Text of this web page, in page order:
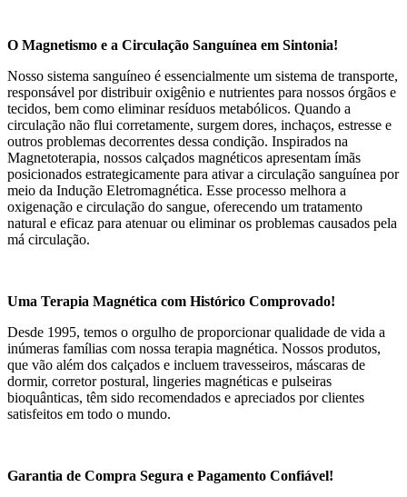
O Magnetismo e a Circulação Sanguínea em Sintonia!
Nosso sistema sanguíneo é essencialmente um sistema de transporte,
responsável por distribuir oxigênio e nutrientes para nossos órgãos e
tecidos, bem como eliminar resíduos metabólicos. Quando a
circulação não flui corretamente, surgem dores, inchaços, estresse e
outros problemas decorrentes dessa condição. Inspirados na
Magnetoterapia, nossos calçados magnéticos apresentam ímãs
posicionados estrategicamente para ativar a circulação sanguínea por
meio da Indução Eletromagnética. Esse processo melhora a
oxigenação e circulação do sangue, oferecendo um tratamento
natural e eficaz para atenuar ou eliminar os problemas causados pela
má circulação.
Uma Terapia Magnética com Histórico Comprovado!
Desde 1995, temos o orgulho de proporcionar qualidade de vida a
inúmeras famílias com nossa terapia magnética. Nossos produtos,
que vão além dos calçados e incluem travesseiros, máscaras de
dormir, corretor postural, lingeries magnéticas e pulseiras
bioquânticas, têm sido recomendados e apreciados por clientes
satisfeitos em todo o mundo.
Garantia de Compra Segura e Pagamento Confiável!